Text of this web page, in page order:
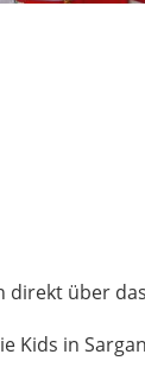
über
Kids in